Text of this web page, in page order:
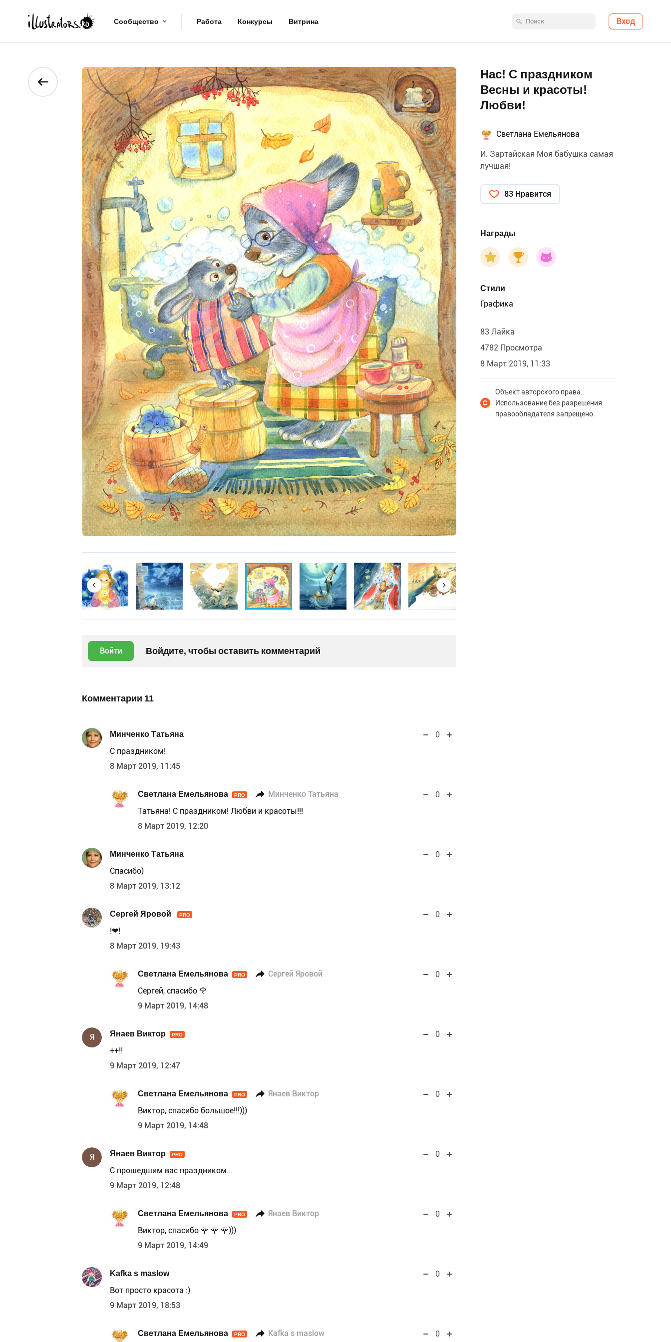
Сообщество Работа Конкурсы Витрина Вход
Войти Войдите, чтобы оставить комментарий
Комментарии 11
Минченко Татьяна
0
С праздником!
8 Март 2019, 11:45
Светлана Емельянова PRO Минченко Татьяна
0
Татьяна! С праздником! Любви и красоты!!!
8 Март 2019, 12:20
Минченко Татьяна
0
Спасибо)
8 Март 2019, 13:12
Сергей Яровой PRO
0
!❤!
8 Март 2019, 19:43
Светлана Емельянова PRO Сергей Яровой
0
Сергей, спасибо 🌹
9 Март 2019, 14:48
Я Янаев Виктор PRO
0
++!!
9 Март 2019, 12:47
Светлана Емельянова PRO Янаев Виктор
0
Виктор, спасибо большое!!!)))
9 Март 2019, 14:48
Я Янаев Виктор PRO
0
С прошедшим вас праздником...
9 Март 2019, 12:48
Светлана Емельянова PRO Янаев Виктор
0
Виктор, спасибо 🌹 🌹 🌹)))
9 Март 2019, 14:49
Kafka s maslow
0
Вот просто красота :)
9 Март 2019, 18:53
Светлана Емельянова PRO Kafka s maslow 0
Нас! С праздником
Весны и красоты!
Любви!
Светлана Емельянова
И. Зартайская Моя бабушка самая
лучшая!
83 Нравится
Награды
Стили
Графика
83 Лайка
4782 Просмотра
8 Март 2019, 11:33
Объект авторского права.
Использование без разрешения
правообладателя запрещено.